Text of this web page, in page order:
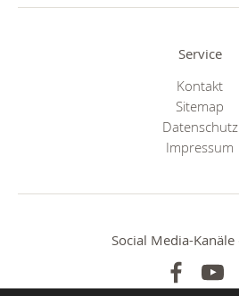
Service
Kontakt
Sitemap
Datenschutz
Impressum
Social Media-Kanäle